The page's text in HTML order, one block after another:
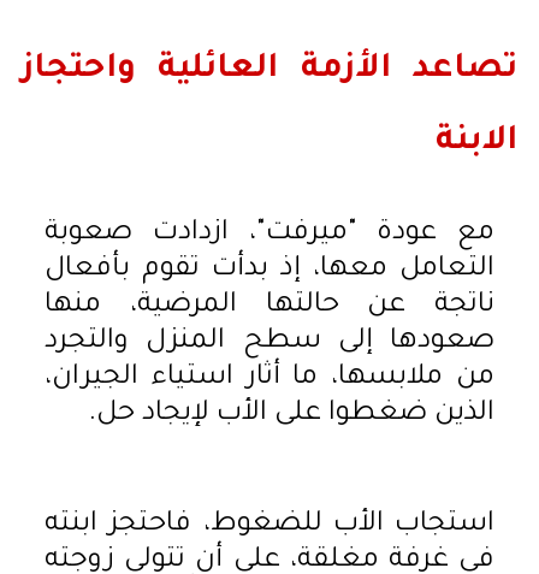
تصاعد الأزمة العائلية واحتجاز
الابنة
مع عودة "ميرفت"، ازدادت صعوبة
التعامل معها، إذ بدأت تقوم بأفعال
ناتجة عن حالتها المرضية، منها
صعودها إلى سطح المنزل والتجرد
من ملابسها، ما أثار استياء الجيران،
الذين ضغطوا على الأب لإيجاد حل.
استجاب الأب للضغوط، فاحتجز ابنته
في غرفة مغلقة، على أن تتولى زوجته